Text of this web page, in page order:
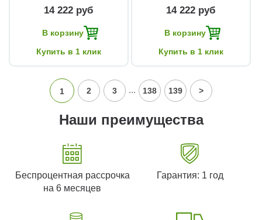
14 222 руб
В корзину
Купить в 1 клик
14 222 руб
В корзину
Купить в 1 клик
1 2 3 ... 138 139 >
Наши преимущества
Беспроцентная рассрочка
на 6 месяцев
Гарантия: 1 год